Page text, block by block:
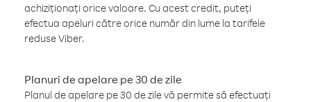
achiziționați orice valoare. Cu acest credit, puteți
efectua apeluri către orice număr din lume la tarifele
reduse Viber.
Planuri de apelare pe 30 de zile
Planul de apelare pe 30 de zile vă permite să efectuați